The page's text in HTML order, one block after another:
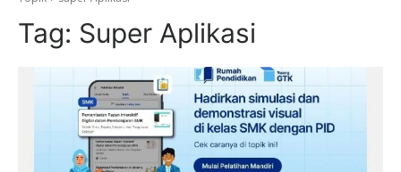
Tag: Super Aplikasi